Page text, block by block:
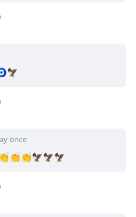
önce
👏👏👏🦅🦅🦅